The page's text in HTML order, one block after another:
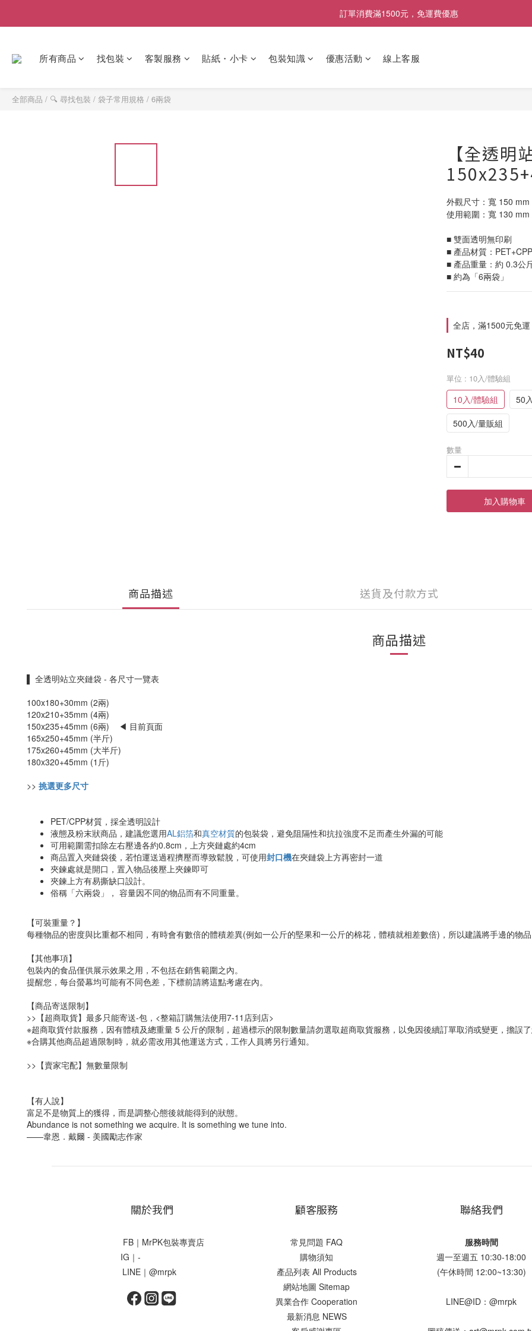
[限時優惠] 即日起登入會員消費滿1000元，回饋1%購物金
訂單消費滿1500元，免運費優惠
[限時優惠] 即日起登入會員消費滿1000元，回饋1%購物金
所有商品 找包裝 客製服務 貼紙・小卡 包裝知識 優惠活動 線上客服
全部商品 / 🔍 尋找包裝 / 袋子常用規格 / 6兩袋
【全透
外觀尺寸：寬 150
使用範圍：寬 130
■ 雙面透明無印刷
■ 產品材質：PET+CPP
■ 產品重量：約 0.3公
■ 約為「6兩袋」
全店，滿1500元免運
NT$40
單位 : 10入/體驗組
10入/體驗組
50
500入/量販組
數量
加入購物車
商品描述 送貨及付款方式
商品描述
▌ 全透明站立夾鏈袋 - 各尺寸一覽表
100x180+30mm (2兩)
120x210+35mm (4兩)
150x235+45mm (6兩) ◀ 目前頁面
165x250+45mm (半斤)
175x260+45mm (大半斤)
180x320+45mm (1斤)
>> 挑選更多尺寸
PET/CPP材質，採全透明設計
液態及粉末狀商品，建議您選用AL鋁箔和真空材質的包裝袋，避免阻隔性和抗拉強度不足而產生外漏的可能
可用範圍需扣除左右壓邊各約0.8cm，上方夾鏈處約4cm
商品置入夾鏈袋後，若怕運送過程擠壓而導致鬆脫，可使用封口機在夾鏈袋上方再密封一道
夾鍊處就是開口，置入物品後壓上夾鍊即可
夾鍊上方有易撕缺口設計。
俗稱「六兩袋」， 容量因不同的物品而有不同重量。
【可裝重量？】
每種物品的密度與比重都不相同，有時會有數倍的體積差異(例如一公斤的堅果和一公斤的棉花，體積就相差數倍)，所以建議將手邊的物
【其他事項】
包裝內的食品僅供展示效果之用，不包括在銷售範圍之內。
提醒您，每台螢幕均可能有不同色差，下標前請將這點考慮在內。
【商品寄送限制】
>>【超商取貨】最多只能寄送-包，<整箱訂購無法使用7-11店到店>
※超商取貨付款服務，因有體積及總重量 5 公斤的限制，超過標示的限制數量請勿選取超商取貨服務，以免因後續訂單取消或變更，擔誤
※合購其他商品超過限制時，就必需改用其他運送方式，工作人員將另行通知。
>>【賣家宅配】無數量限制
【有人說】
富足不是物質上的獲得，而是調整心態後就能得到的狀態。
Abundance is not something we acquire. It is something we tune into.
——韋恩．戴爾 - 美國勵志作家
關於我們
FB｜MrPK包裝專賣店
IG｜-
LINE｜@mrpk
顧客服務
常見問題 FAQ
購物須知
產品列表 All Products
網站地圖 Sitemap
異業合作 Cooperation
最新消息 NEWS
聯絡我們
服務時間
週一至週五 10:30-18:00
(午休時間 12:00~13:30)
LINE@ID：@mrpk